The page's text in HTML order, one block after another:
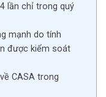
lần chỉ trong quý
mạnh do tính
được kiểm soát
CASA trong